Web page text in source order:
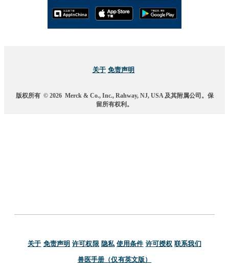
关于 免责声明
版权所有 © 2026 Merck & Co., Inc., Rahway, NJ, USA 及其附属公司。保
留所有权利。
关于 免责声明 许可权限 隐私 使用条件 许可授权 联系我们
兽医手册（仅有英文版）